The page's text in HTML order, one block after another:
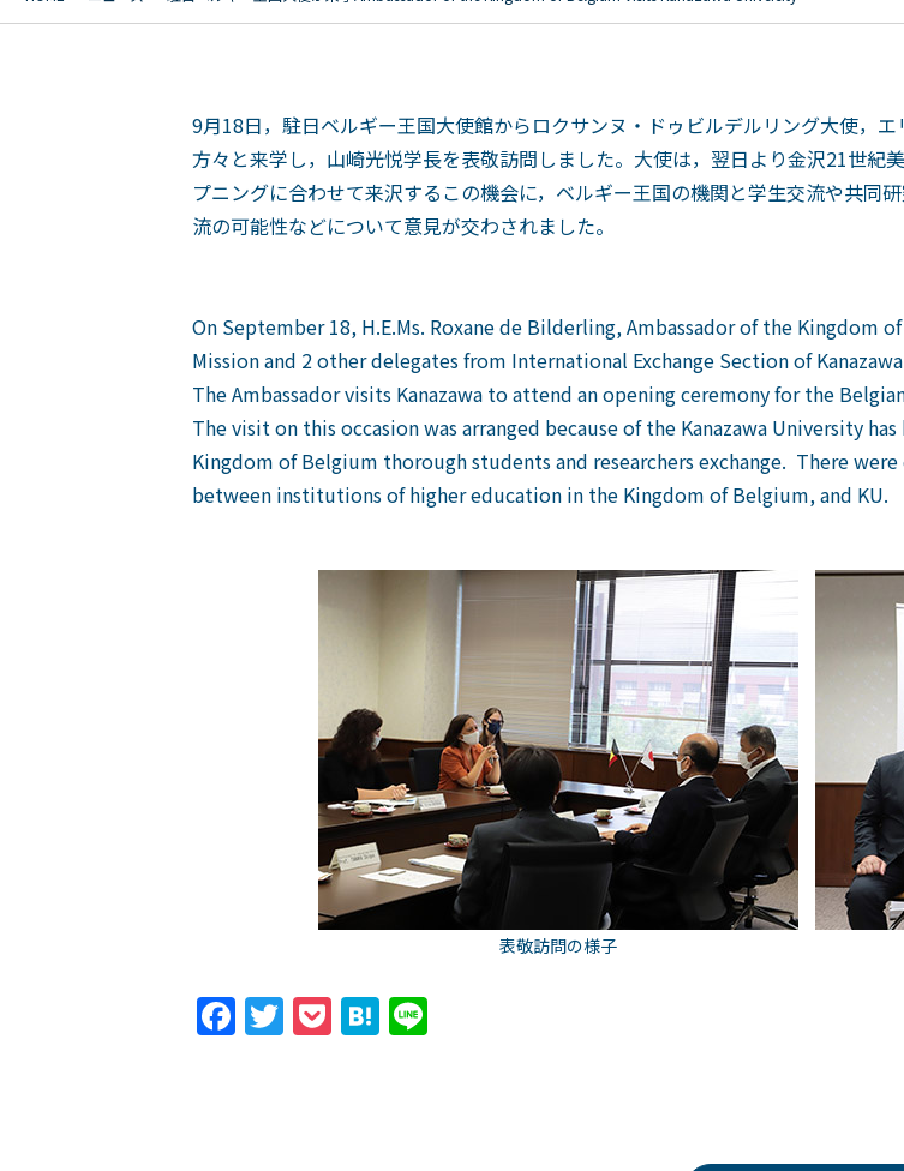
9月18日，駐日ベルギー王国大使館からロクサンヌ・ドゥビルデルリング大使，
方々と来学し，山崎光悦学長を表敬訪問しました。大使は，翌日より金沢21世紀
プニングに合わせて来沢するこの機会に，ベルギー王国の機関と学生交流や共同
流の可能性などについて意見が交わされました。
On September 18, H.E.Ms. Roxane de Bilderling, Ambassador of the Kingdom
Mission and 2 other delegates from International Exchange Section of
The Ambassador visits Kanazawa to attend an opening ceremony for the
The visit on this occasion was arranged because of the Kanazawa University
Kingdom of Belgium thorough students and researchers exchange. There
between institutions of higher education in the Kingdom of Belgium, and KU.
表敬訪問の様子
Facebook
Twitter
PocketHatena